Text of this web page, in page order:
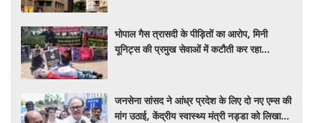
भोपाल गैस त्रासदी के पीड़ितों का आरोप, मिनी
यूनिट्स की प्रमुख सेवाओं में कटौती कर रहा
जनसेना सांसद ने आंध्र प्रदेश के लिए दो नए एम्स की
मांग उठाई, केंद्रीय स्वास्थ्य मंत्री नड्डा को लिखा